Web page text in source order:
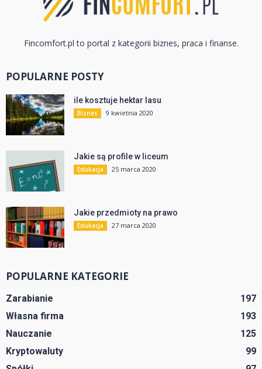
Fincomfort.pl to portal z kategorii biznes, praca i finanse.
POPULARNE POSTY
ile kosztuje hektar lasu
Biznes 9 kwietnia 2020
Jakie są profile w liceum
Edukacja 25 marca 2020
Jakie przedmioty na prawo
Edukacja 27 marca 2020
POPULARNE KATEGORIE
Zarabianie
197
Własna firma
193
Nauczanie
125
Kryptowaluty
99